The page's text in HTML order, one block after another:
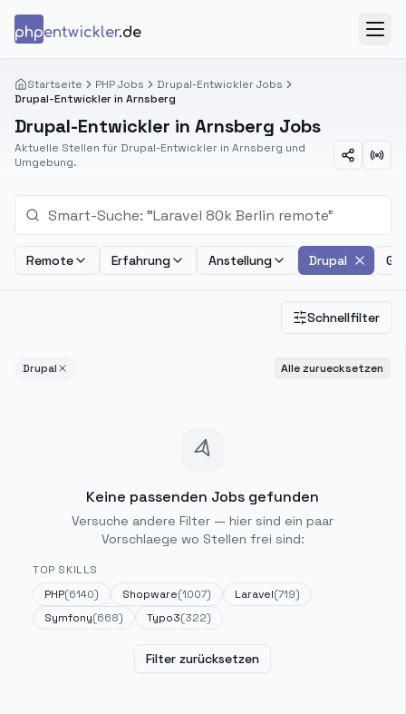
phpentwickler.de
Startseite PHP Jobs
Drupal-Entwickler Jobs
Drupal-Entwickler in Arnsberg
Drupal-Entwickler in Arnsberg Jobs
Aktuelle Stellen für Drupal-Entwickler in Arnsberg und
Umgebung.
Remote Erfahrung Anstellung Drupal
Schnellfilter
Drupal Alle zuruecksetzen
Keine passenden Jobs gefunden
Versuche andere Filter — hier sind ein paar
Vorschlaege wo Stellen frei sind:
TOP SKILLS
PHP(6140) Shopware(1007) Laravel(719)
Symfony(668) Typo3(322)
Filter zurücksetzen